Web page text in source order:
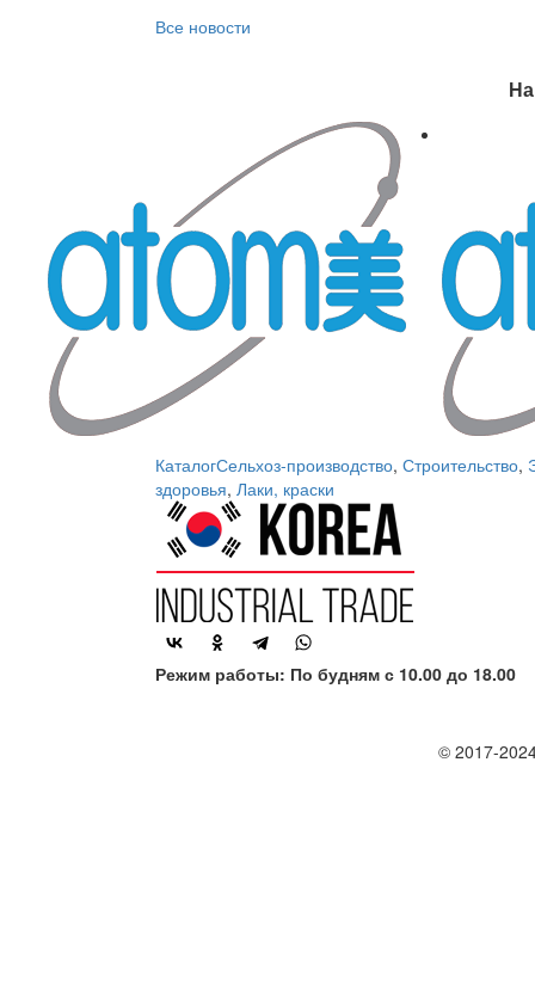
Все новости
КаталогСельхоз-производство, Строительство,
здоровья, Лаки, краски
Режим работы: По будням с 10.00 до 18.00
© 2017-